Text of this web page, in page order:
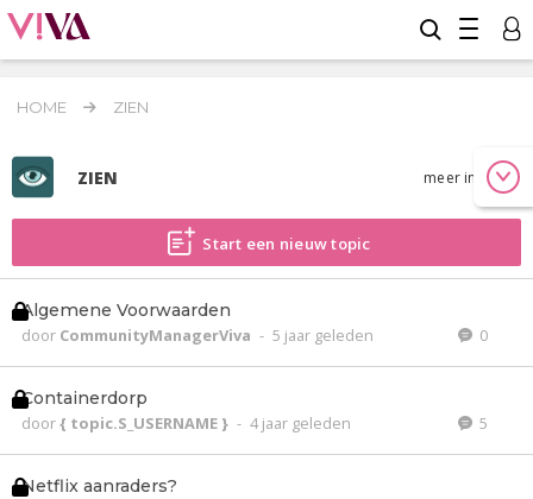
HOME ZIEN
ZIEN meer info
Start een nieuw topic
Algemene Voorwaarden
door CommunityManagerViva - 5 jaar geleden 0
Containerdorp
door{ topic.S_USERNAME } - 4 jaar geleden 5
Netflix aanraders?